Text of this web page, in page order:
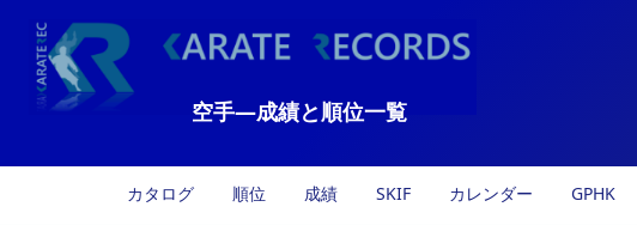
空手―成績と順位一覧
カタログ 順位 成績 SKIF カレンダー GPHK